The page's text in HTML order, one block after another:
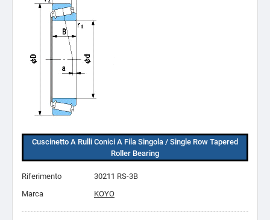
Cuscinetto A Rulli Conici A Fila Singola / Single Row Tapered
Roller Bearing
Riferimento
30211 RS-3B
Marca
KOYO